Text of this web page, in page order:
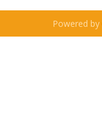
Powered by